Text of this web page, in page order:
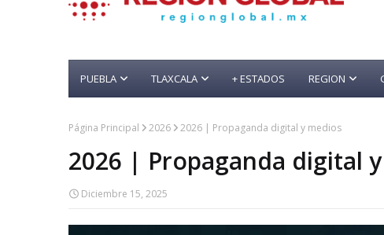
PUEBLA TLAXCALA + ESTADOS REGION
Página Principal 2026 2026 | Propaganda digital y medios
2026 | Propaganda digital
Diciembre 15, 2025